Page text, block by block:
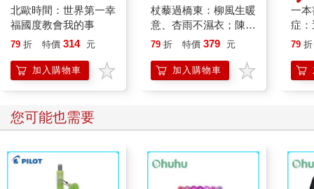
北歐時間：世界第一幸
福國度教會我的事
79 折 特價 314 元
加入購物車
杖藜過橋東：柳風生暖
意、杏雨不濕衣；陳亮
恭談以心轉境的適齡漫
79 折 特價 379 元
加入購物車
一
症
開
的
79 折
您可能也需要